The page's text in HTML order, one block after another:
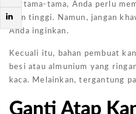
Pertama-tama, Anda perlu
kian tinggi. Namun, jangan
Anda inginkan.
Kecuali itu, bahan pembuat
besi atau almunium yang
kaca. Melainkan, tergantung
Ganti Atap